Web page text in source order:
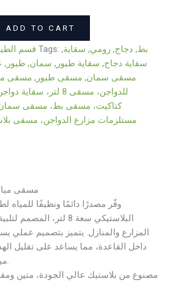
ADD TO CART
قسم Tags: بط, دجاج, رومي, سقاية,
سقاية دجاج, سقاية طيور , سمان, طيور ,
مسقى سمان, مسقى طيور , مسقى
للدواجن، مسقى 8
كتاكيت، مسقى بط، مسقى سمان،
مستلزمات مزارع الدواجن، مسقى
مسقى مياه
وفّر مصدرًا دائمًا ونظيفًا للمياه
البلاستيكي سعة 8 لتر،
المزارع والمنازل. يتميز بتصميم عملي
داخل القاعدة، مما يساعد على تقليل
مصنوع من بلاستيك عالي الجودة، متين